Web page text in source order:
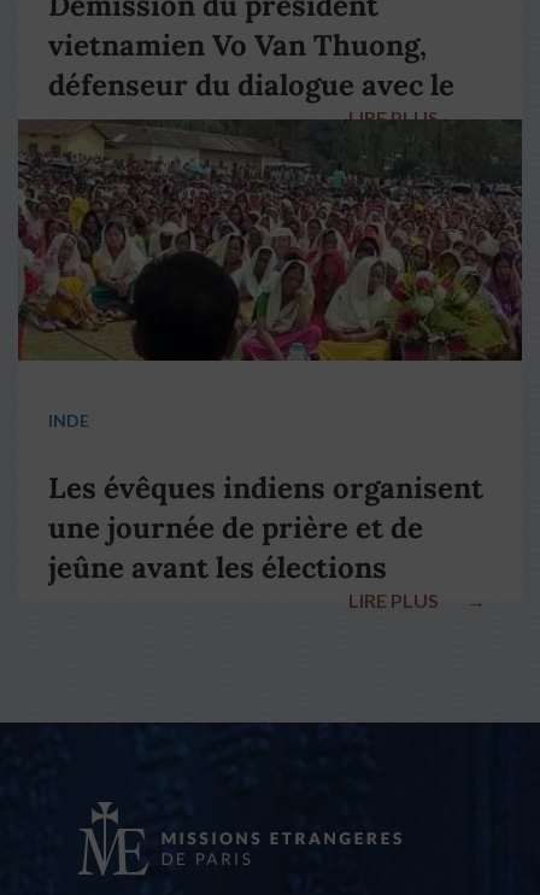
vietnamien Vo Van Thuong,
défenseur du dialogue avec le
pape François
LIRE PLUS →
INDE
Les évêques indiens organisent
une journée de prière et de
jeûne avant les élections
LIRE PLUS →